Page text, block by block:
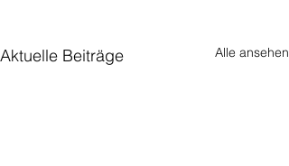
Aktuelle Beiträge Alle ansehen